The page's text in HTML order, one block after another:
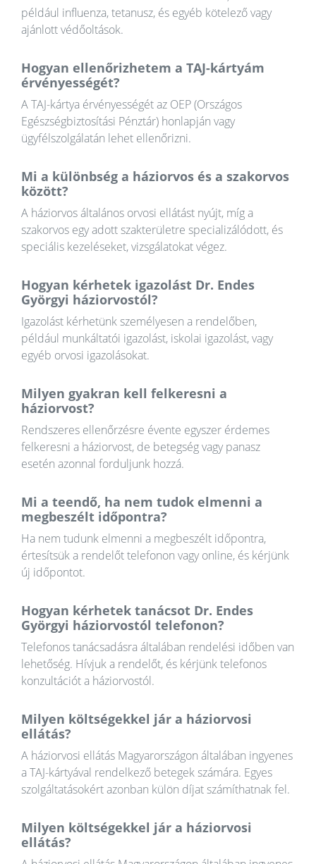
például influenza, tetanusz, és egyéb kötelező vagy
ajánlott védőoltások.
Hogyan ellenőrizhetem a TAJ-kártyám
érvényességét?
A TAJ-kártya érvényességét az OEP (Országos
Egészségbiztosítási Pénztár) honlapján vagy
ügyfélszolgálatán lehet ellenőrizni.
Mi a különbség a háziorvos és a szakorvos
között?
A háziorvos általános orvosi ellátást nyújt, míg a
szakorvos egy adott szakterületre specializálódott, és
speciális kezeléseket, vizsgálatokat végez.
Hogyan kérhetek igazolást Dr. Endes
Györgyi háziorvostól?
Igazolást kérhetünk személyesen a rendelőben,
például munkáltatói igazolást, iskolai igazolást, vagy
egyéb orvosi igazolásokat.
Milyen gyakran kell felkeresni a
háziorvost?
Rendszeres ellenőrzésre évente egyszer érdemes
felkeresni a háziorvost, de betegség vagy panasz
esetén azonnal forduljunk hozzá.
Mi a teendő, ha nem tudok elmenni a
megbeszélt időpontra?
Ha nem tudunk elmenni a megbeszélt időpontra,
értesítsük a rendelőt telefonon vagy online, és kérjünk
új időpontot.
Hogyan kérhetek tanácsot Dr. Endes
Györgyi háziorvostól telefonon?
Telefonos tanácsadásra általában rendelési időben van
lehetőség. Hívjuk a rendelőt, és kérjünk telefonos
konzultációt a háziorvostól.
Milyen költségekkel jár a háziorvosi
ellátás?
A háziorvosi ellátás Magyarországon általában ingyenes
a TAJ-kártyával rendelkező betegek számára. Egyes
szolgáltatásokért azonban külön díjat számíthatnak fel.
Milyen költségekkel jár a háziorvosi
ellátás?